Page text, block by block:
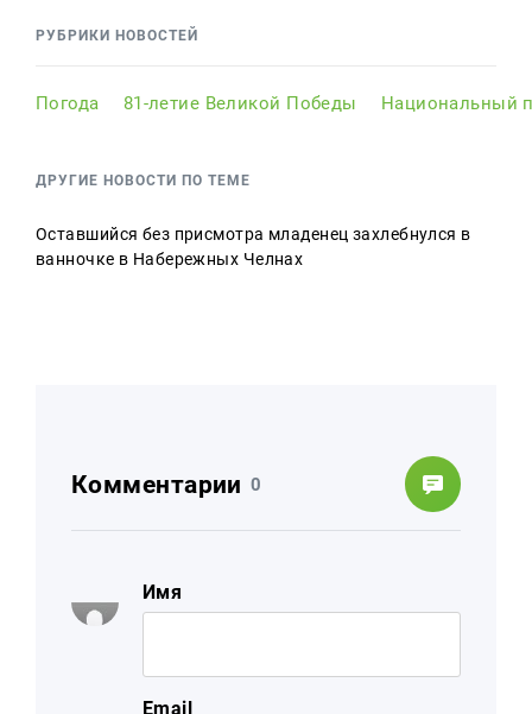
РУБРИКИ НОВОСТЕЙ
Погода 81-летие Великой Победы Национальный
ДРУГИЕ НОВОСТИ ПО ТЕМЕ
Оставшийся без присмотра младенец захлебнулся в
ванночке в Набережных Челнах
Комментарии 0
Имя
Email